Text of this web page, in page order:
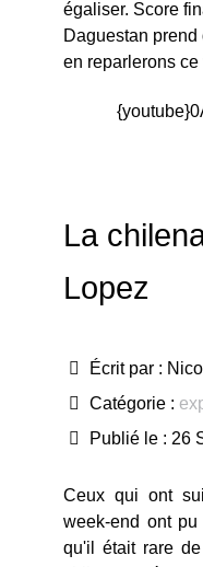
égaliser. Score
Daguestan
en reparlerons ce
La
Lopez
Écrit par :
Catégorie :
Publié le : 26
Ceux qui ont
week-end ont
qu'il était rare